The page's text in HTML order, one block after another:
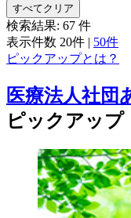
すべてクリア
検索結果: 67 件
表示件数 20件 | 50件
ピックアップとは？
医療法人社
ピックアップ